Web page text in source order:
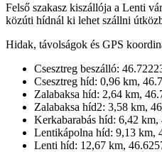
Felső szakasz kiszállója a Lenti
közúti hídnál ki lehet szállni
Hidak, távolságok és GPS
Csesztreg beszálló:
Csesztreg híd: 0,96 km,
Zalabaksa híd: 2,64 km,
Zalabaksa híd2: 3,58 km,
Kerkabarabás híd: 6,42
Lentikápolna híd: 9,13 km,
Lenti híd: 12,67 km,